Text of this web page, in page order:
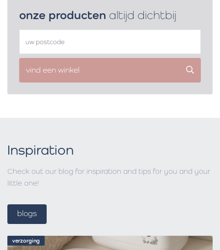
onze producten altijd dichtbij
vind een winkel
verzorging
Inspiration
Check out our blog for inspiration and tips for you and your
little one!
blogs